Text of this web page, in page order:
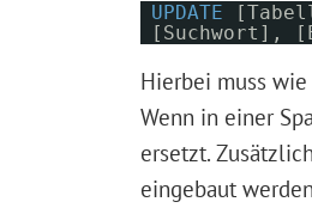
UPDATE
[Suchwort],
Hierbei muss
Wenn in einer
ersetzt.
eingebaut